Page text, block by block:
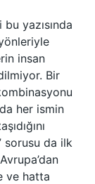
yazısında
insan
Bir
her ismin
sorusu da ilk
ve hatta